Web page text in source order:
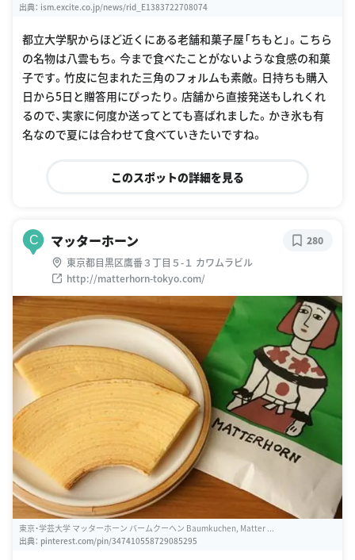
出典： ism.excite.co.jp/news/rid_E1383722708074
都立大学駅からほど近くにある老舗和菓子屋「ちもと」。こちら
の名物は八雲もち。今まで食べたことがないような食感の和菓
子です。竹皮に包まれた三角のフォルムも素敵。日持ちも購入
日から5日と贈答用にぴったり。店舗から直接発送もしれくれ
るので、実家に何度か送ってとても喜ばれました。かき氷も有
名なので夏には合わせて食べていきたいですね。
このスポットの詳細を見る
C マッターホーン
東京都目黒区鷹番３丁目５-１ カワムラビル
http://matterhorn-tokyo.com/
280
東京・学芸大学 マッターホーン バームクーヘン Baumkuchen, Matter ...
出典： pinterest.com/pin/347410558729085295